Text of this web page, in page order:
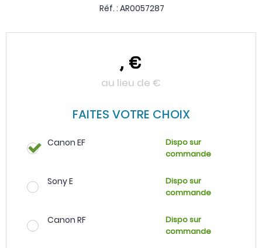
Réf. : AR0057287
, €
au lieu de €
FAITES VOTRE CHOIX
Canon EF
Dispo sur
commande
Sony E
Dispo sur
commande
Canon RF
Dispo sur
commande